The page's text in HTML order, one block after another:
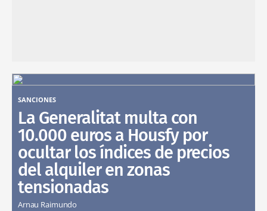
SANCIONES
La Generalitat multa con
10.000 euros a Housfy por
ocultar los índices de precios
del alquiler en zonas
tensionadas
Arnau Raimundo